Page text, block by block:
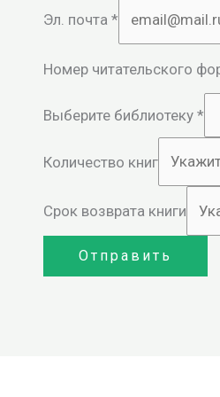
Эл. почта*
Номер читательского
Выберите библиотеку*
Количество книг
Срок возврата книги
Отправить